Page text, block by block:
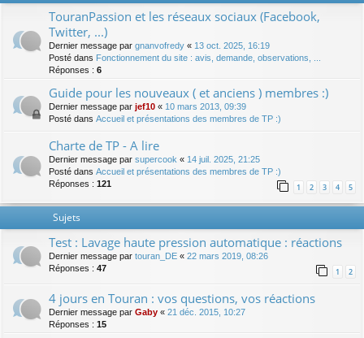
TouranPassion et les réseaux sociaux (Facebook,
Twitter, ...)
Dernier message par gnanvofredy « 13 oct. 2025, 16:19
Posté dans Fonctionnement du site : avis, demande, observations, ...
Réponses : 6
Guide pour les nouveaux ( et anciens ) membres :)
Dernier message par jef10 « 10 mars 2013, 09:39
Posté dans Accueil et présentations des membres de TP :)
Charte de TP - A lire
Dernier message par supercook « 14 juil. 2025, 21:25
Posté dans Accueil et présentations des membres de TP :)
Réponses : 121 1 2 3 4 5
Sujets
Test : Lavage haute pression automatique : réactions
Dernier message par touran_DE « 22 mars 2019, 08:26
Réponses : 47 1 2
4 jours en Touran : vos questions, vos réactions
Dernier message par Gaby « 21 déc. 2015, 10:27
Réponses : 15